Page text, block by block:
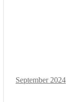
September 2024